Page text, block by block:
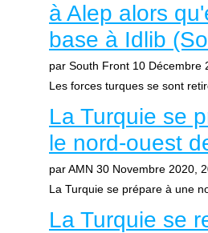
à Alep alors
base à Idlib
par South Front 10 Décembre
Les forces turques se sont
La Turquie se
le nord-ouest
par AMN 30 Novembre 2020,
La Turquie se prépare à une
La Turquie se